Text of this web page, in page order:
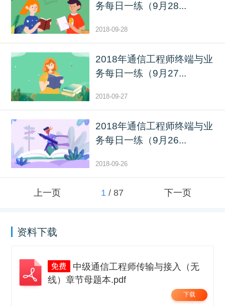
务每日一练（9月28...
2018-09-28
2018年通信工程师终端与业
务每日一练（9月27...
2018-09-27
2018年通信工程师终端与业
务每日一练（9月26...
2018-09-26
上一页 1 / 87 下一页
资料下载
中级通信工程师传输与接入（无
线）章节母题本.pdf
下载